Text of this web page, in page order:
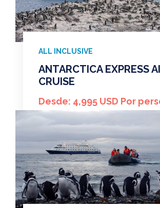
ALL INCLUSIVE
ANTARCTICA EXPRESS
CRUISE
Desde: 4,995 USD Por